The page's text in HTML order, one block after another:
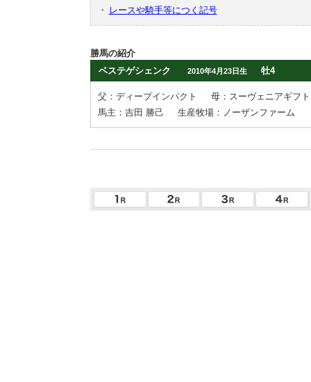
・
レースや騎手等につく記号
勝馬の紹介
ベステゲシェンク
2010年4月23日生 牡4
父：ディープインパクト
母：スーヴェニアギフト
馬主：吉田 勝己
生産牧場：ノーザンファーム